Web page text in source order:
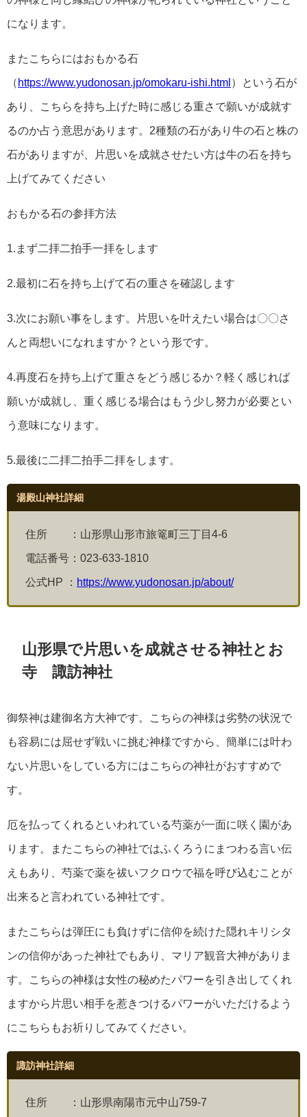
になります。
またこちらにはおもかる石
（https://www.yudonosan.jp/omokaru-ishi.html）という石が
あり、こちらを持ち上げた時に感じる重さで願いが成就す
るのか占う意思があります。2種類の石があり牛の石と株の
石がありますが、片思いを成就させたい方は牛の石を持ち
上げてみてください
おもかる石の参拝方法
1.まず二拝二拍手一拝をします
2.最初に石を持ち上げて石の重さを確認します
3.次にお願い事をします。片思いを叶えたい場合は〇〇さ
んと両想いになれますか？という形です。
4.再度石を持ち上げて重さをどう感じるか？軽く感じれば
願いが成就し、重く感じる場合はもう少し努力が必要とい
う意味になります。
5.最後に二拝二拍手二拝をします。
湯殿山神社詳細
住所 ：山形県山形市旅篭町三丁目4-6
電話番号： 023-633-1810
公式HP ： https://www.yudonosan.jp/about/
山形県で片思いを成就させる神社とお
寺 諏訪神社
御祭神は建御名方大神です。こちらの神様は劣勢の状況で
も容易には屈せず戦いに挑む神様ですから、簡単には叶わ
ない片思いをしている方にはこちらの神社がおすすめで
す。
厄を払ってくれるといわれている芍薬が一面に咲く園があ
ります。またこちらの神社ではふくろうにまつわる言い伝
えもあり、芍薬で薬を祓いフクロウで福を呼び込むことが
出来ると言われている神社です。
またこちらは弾圧にも負けずに信仰を続けた隠れキリシタ
ンの信仰があった神社でもあり、マリア観音大神がありま
す。こちらの神様は女性の秘めたパワーを引き出してくれ
ますから片思い相手を惹きつけるパワーがいただけるよう
にこちらもお祈りしてみてください。
諏訪神社詳細
住所 ： 山形県南陽市元中山759-7